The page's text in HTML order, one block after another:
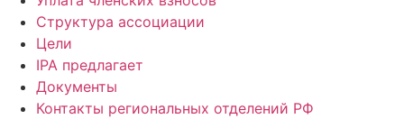
Структура ассоциации
Цели
IPA предлагает
Документы
Контакты региональных отделений РФ